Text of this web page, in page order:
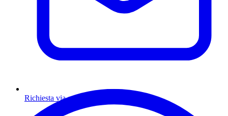
Richiesta via email